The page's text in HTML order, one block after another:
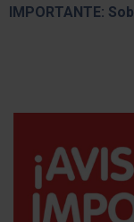
IMPORTANTE: